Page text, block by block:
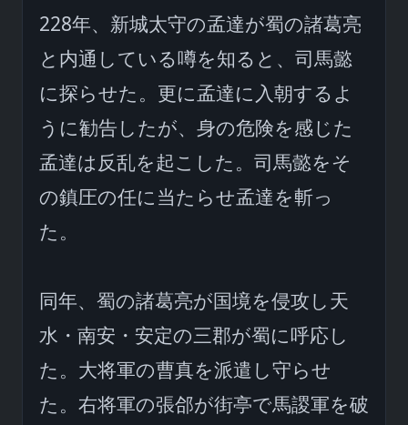
228年、新城太守の孟達が蜀の諸葛亮
と内通している噂を知ると、司馬懿
に探らせた。更に孟達に入朝するよ
うに勧告したが、身の危険を感じた
孟達は反乱を起こした。司馬懿をそ
の鎮圧の任に当たらせ孟達を斬っ
た。
同年、蜀の諸葛亮が国境を侵攻し天
水・南安・安定の三郡が蜀に呼応し
た。大将軍の曹真を派遣し守らせ
た。右将軍の張郃が街亭で馬謖軍を破